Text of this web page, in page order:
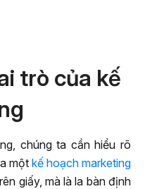
trò của kế
chúng ta cần hiểu rõ
một kế hoạch marketing
giấy, mà là la bàn định